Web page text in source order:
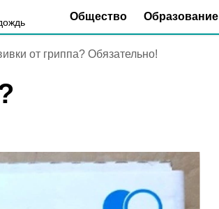
Общество Образование
от гриппа? Обязательно!